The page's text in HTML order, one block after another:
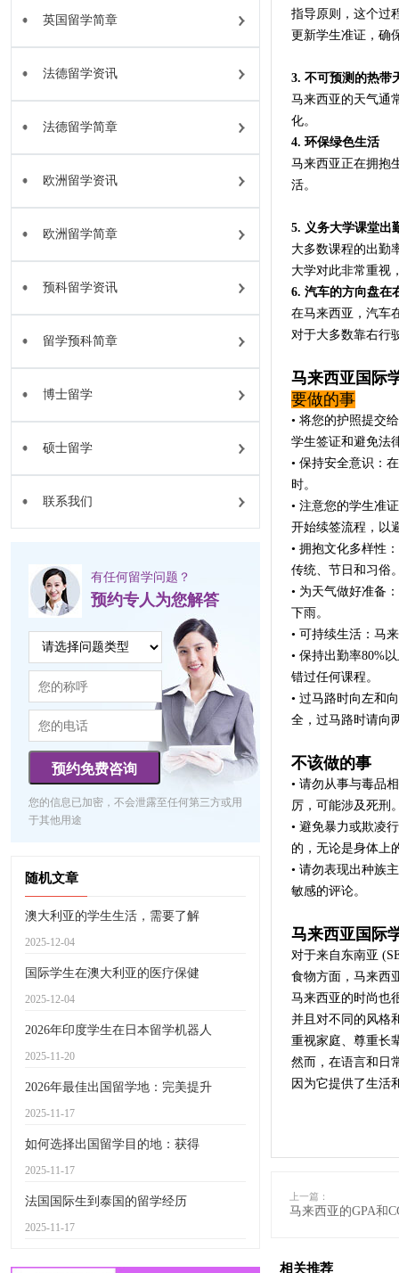
英国留学简章
法德留学资讯
法德留学简章
欧洲留学资讯
欧洲留学简章
预科留学资讯
留学预科简章
博士留学
硕士留学
联系我们
有任何留学问题？
预约专人为您解答
预约免费咨询
您的信息已加密，不会泄露至任何第三方或用
于其他用途
随机文章
澳大利亚的学生生活，需要了解
2025-12-04
国际学生在澳大利亚的医疗保健
2025-12-04
2026年印度学生在日本留学机器人
2025-11-20
2026年最佳出国留学地：完美提升
2025-11-17
如何选择出国留学目的地：获得
2025-11-17
法国国际生到泰国的留学经历
2025-11-17
指导原则，这个过
更新学生准证，确
3. 不可预测的热带
马来西亚的天气通
化。
4. 环保绿色生活
马来西亚正在拥抱
活。
5. 义务大学课堂出
大多数课程的出勤
大学对此非常重视
6. 汽车的方向盘在
在马来西亚，汽车
对于大多数靠右行
马来西亚国际
要做的事
• 将您的护照提交
学生签证和避免法
• 保持安全意识：
时。
• 注意您的学生准
开始续签流程，以
• 拥抱文化多样性
传统、节日和习俗
• 为天气做好准备
下雨。
• 可持续生活：马
• 保持出勤率80%
错过任何课程。
• 过马路时向左和
全，过马路时请向
不该做的事
• 请勿从事与毒品
厉，可能涉及死刑
• 避免暴力或欺凌
的，无论是身体上
• 请勿表现出种族
敏感的评论。
马来西亚国际
对于来自东南亚
食物方面，马来西
马来西亚的时尚也
并且对不同的风格
重视家庭、尊重长
然而，在语言和日
因为它提供了生活
上一篇：
马来西亚的GPA和
相关推荐